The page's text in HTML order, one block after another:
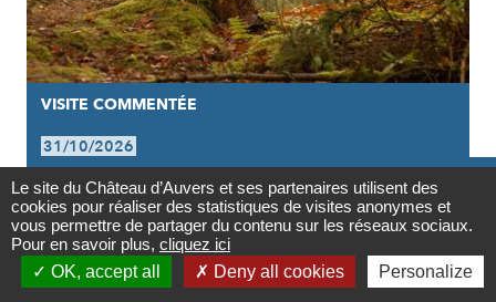
Contact

Newsletter
VISITE COMMENTÉE
31/10/2026
PROMENADE DANS LES BOIS : LA
LÉGENDE DE JACK O'LANTERN
Le site du Château d’Auvers et ses partenaires utilisent des
cookies pour réaliser des statistiques de visites anonymes et
vous permettre de partager du contenu sur les réseaux sociaux.
Pour en savoir plus, cliquez ici
OK, accept all
Deny all cookies Personalize